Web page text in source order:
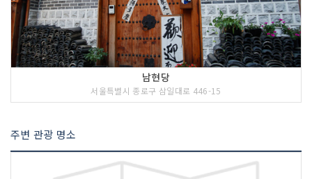
남현당
서울특별시 종로구 삼일대로 446-15
주변 관광 명소